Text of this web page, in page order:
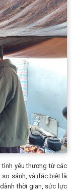
tình yêu thương từ các
sánh, và đặc biệt là
thời gian, sức lực